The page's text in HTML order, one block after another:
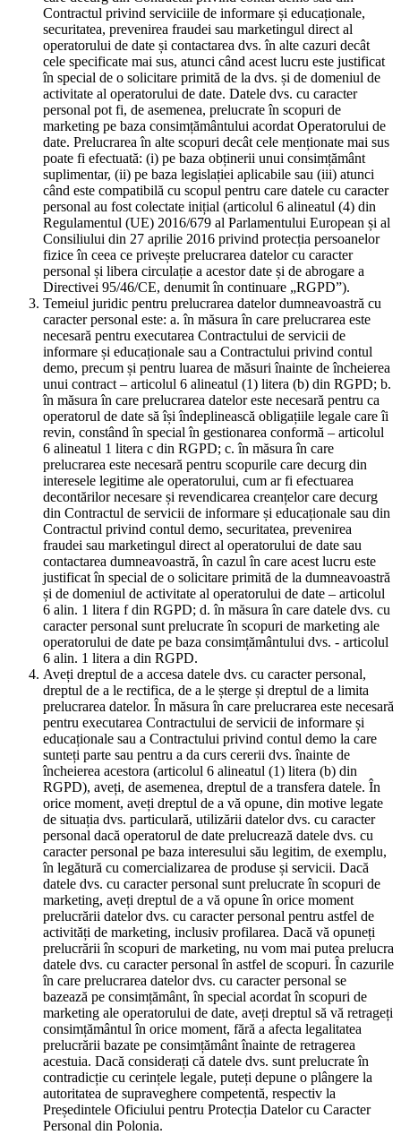
Contractul privind serviciile de informare și educaționale,
securitatea, prevenirea fraudei sau marketingul direct al
operatorului de date și contactarea dvs. în alte cazuri decât
cele specificate mai sus, atunci când acest lucru este justificat
în special de o solicitare primită de la dvs. și de domeniul de
activitate al operatorului de date. Datele dvs. cu caracter
personal pot fi, de asemenea, prelucrate în scopuri de
marketing pe baza consimțământului acordat Operatorului de
date. Prelucrarea în alte scopuri decât cele menționate mai sus
poate fi efectuată: (i) pe baza obținerii unui consimțământ
suplimentar, (ii) pe baza legislației aplicabile sau (iii) atunci
când este compatibilă cu scopul pentru care datele cu caracter
personal au fost colectate inițial (articolul 6 alineatul (4) din
Regulamentul (UE) 2016/679 al Parlamentului European și al
Consiliului din 27 aprilie 2016 privind protecția persoanelor
fizice în ceea ce privește prelucrarea datelor cu caracter
personal și libera circulație a acestor date și de abrogare a
Directivei 95/46/CE, denumit în continuare „RGPD”).
Temeiul juridic pentru prelucrarea datelor dumneavoastră cu
caracter personal este: a. în măsura în care prelucrarea este
necesară pentru executarea Contractului de servicii de
informare și educaționale sau a Contractului privind contul
demo, precum și pentru luarea de măsuri înainte de încheierea
unui contract – articolul 6 alineatul (1) litera (b) din RGPD; b.
în măsura în care prelucrarea datelor este necesară pentru ca
operatorul de date să își îndeplinească obligațiile legale care îi
revin, constând în special în gestionarea conformă – articolul
6 alineatul 1 litera c din RGPD; c. în măsura în care
prelucrarea este necesară pentru scopurile care decurg din
interesele legitime ale operatorului, cum ar fi efectuarea
decontărilor necesare și revendicarea creanțelor care decurg
din Contractul de servicii de informare și educaționale sau din
Contractul privind contul demo, securitatea, prevenirea
fraudei sau marketingul direct al operatorului de date sau
contactarea dumneavoastră, în cazul în care acest lucru este
justificat în special de o solicitare primită de la dumneavoastră
și de domeniul de activitate al operatorului de date – articolul
6 alin. 1 litera f din RGPD; d. în măsura în care datele dvs. cu
caracter personal sunt prelucrate în scopuri de marketing ale
operatorului de date pe baza consimțământului dvs. - articolul
6 alin. 1 litera a din RGPD.
Aveți dreptul de a accesa datele dvs. cu caracter personal,
dreptul de a le rectifica, de a le șterge și dreptul de a limita
prelucrarea datelor. În măsura în care prelucrarea este necesară
pentru executarea Contractului de servicii de informare și
educaționale sau a Contractului privind contul demo la care
sunteți parte sau pentru a da curs cererii dvs. înainte de
încheierea acestora (articolul 6 alineatul (1) litera (b) din
RGPD), aveți, de asemenea, dreptul de a transfera datele. În
orice moment, aveți dreptul de a vă opune, din motive legate
de situația dvs. particulară, utilizării datelor dvs. cu caracter
personal dacă operatorul de date prelucrează datele dvs. cu
caracter personal pe baza interesului său legitim, de exemplu,
în legătură cu comercializarea de produse și servicii. Dacă
datele dvs. cu caracter personal sunt prelucrate în scopuri de
marketing, aveți dreptul de a vă opune în orice moment
prelucrării datelor dvs. cu caracter personal pentru astfel de
activități de marketing, inclusiv profilarea. Dacă vă opuneți
prelucrării în scopuri de marketing, nu vom mai putea prelucra
datele dvs. cu caracter personal în astfel de scopuri. În cazurile
în care prelucrarea datelor dvs. cu caracter personal se
bazează pe consimțământ, în special acordat în scopuri de
marketing ale operatorului de date, aveți dreptul să vă retrageți
consimțământul în orice moment, fără a afecta legalitatea
prelucrării bazate pe consimțământ înainte de retragerea
acestuia. Dacă considerați că datele dvs. sunt prelucrate în
contradicție cu cerințele legale, puteți depune o plângere la
autoritatea de supraveghere competentă, respectiv la
Președintele Oficiului pentru Protecția Datelor cu Caracter
Personal din Polonia.